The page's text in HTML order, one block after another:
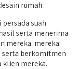
rumah.
suah
serta menerima
mereka. mereka
berkomitmen
klien mereka.